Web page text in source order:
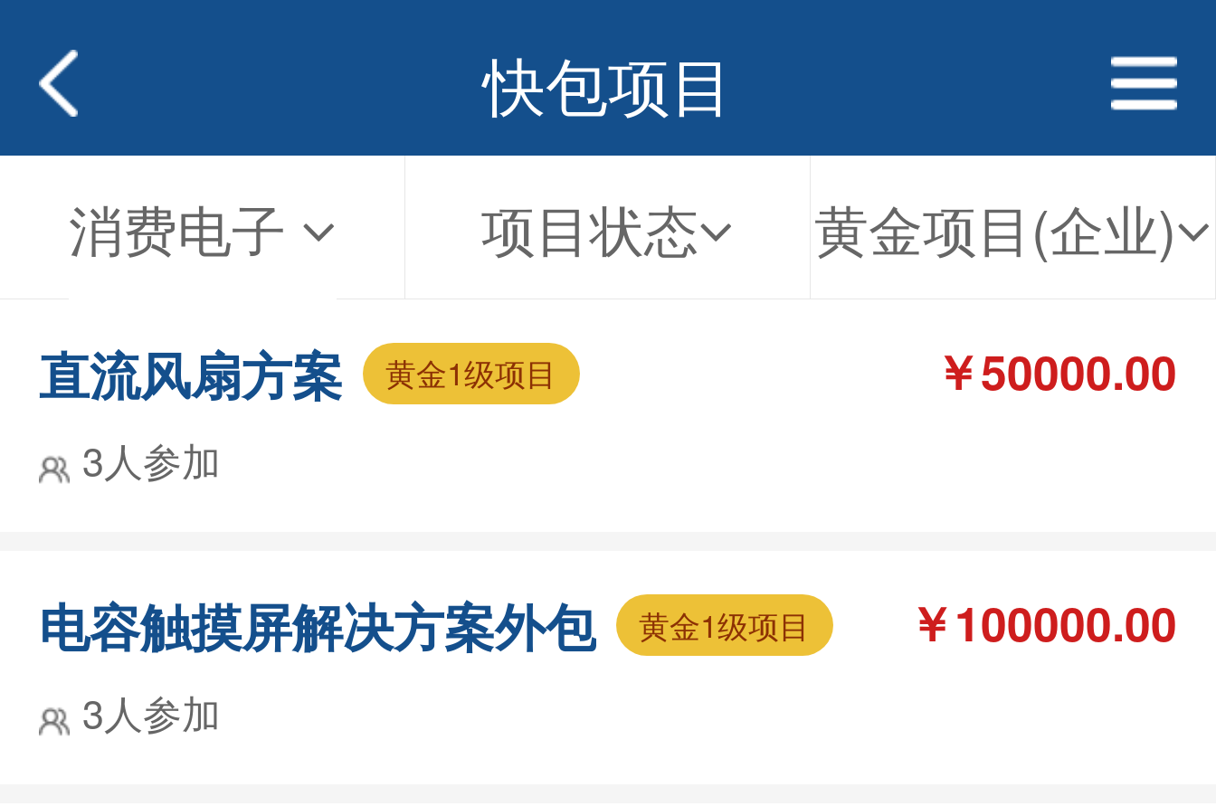
快包项目
消费电子 项目状态 黄金项目(企业)
直流风扇方案 黄金1级项目
3人参加
￥50000.00
电容触摸屏解决方案外包 黄金1级项目
3人参加
￥100000.00